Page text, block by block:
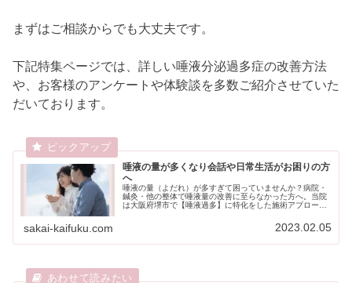
まずはご相談からでも大丈夫です。
下記特集ページでは、詳しい唾液分泌過多症の改善方法
や、お客様のアンケートや体験談を多数ご紹介させていた
だいております。
唾液の量が多くなり会話や日常生活がお困りの方
へ
唾液の量（よだれ）が多すぎて困っていませんか？病院・
鍼灸・他の整体で唾液量の改善に至らなかった方へ。当院
は大阪府堺市で【唾液過多】に特化をした施術アプローチ
日常を実現します。唾液過多が治った実例も紹介
sakai-kaifuku.com 2023.02.05